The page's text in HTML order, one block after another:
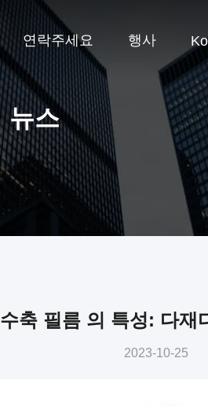
연락주세요 행사
뉴스
축 필름 의 특성: 다재
2023-10-25